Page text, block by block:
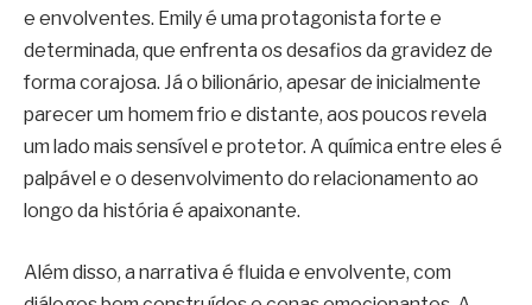
e envolventes. Emily é uma protagonista forte e
determinada, que enfrenta os desafios da gravidez de
forma corajosa. Já o bilionário, apesar de inicialmente
parecer um homem frio e distante, aos poucos revela
um lado mais sensível e protetor. A química entre eles é
palpável e o desenvolvimento do relacionamento ao
longo da história é apaixonante.
Além disso, a narrativa é fluida e envolvente, com